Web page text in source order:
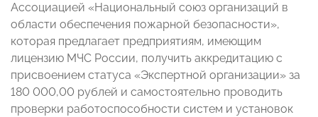
Ассоциацией «Национальный союз организаций в
области обеспечения пожарной безопасности»,
которая предлагает предприятиям, имеющим
лицензию МЧС России, получить аккредитацию с
присвоением статуса «Экспертной организации» за
180 000,00 рублей и самостоятельно проводить
проверки работоспособности систем и установок